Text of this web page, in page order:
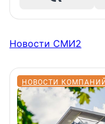
Новости СМИ2
НОВОСТИ